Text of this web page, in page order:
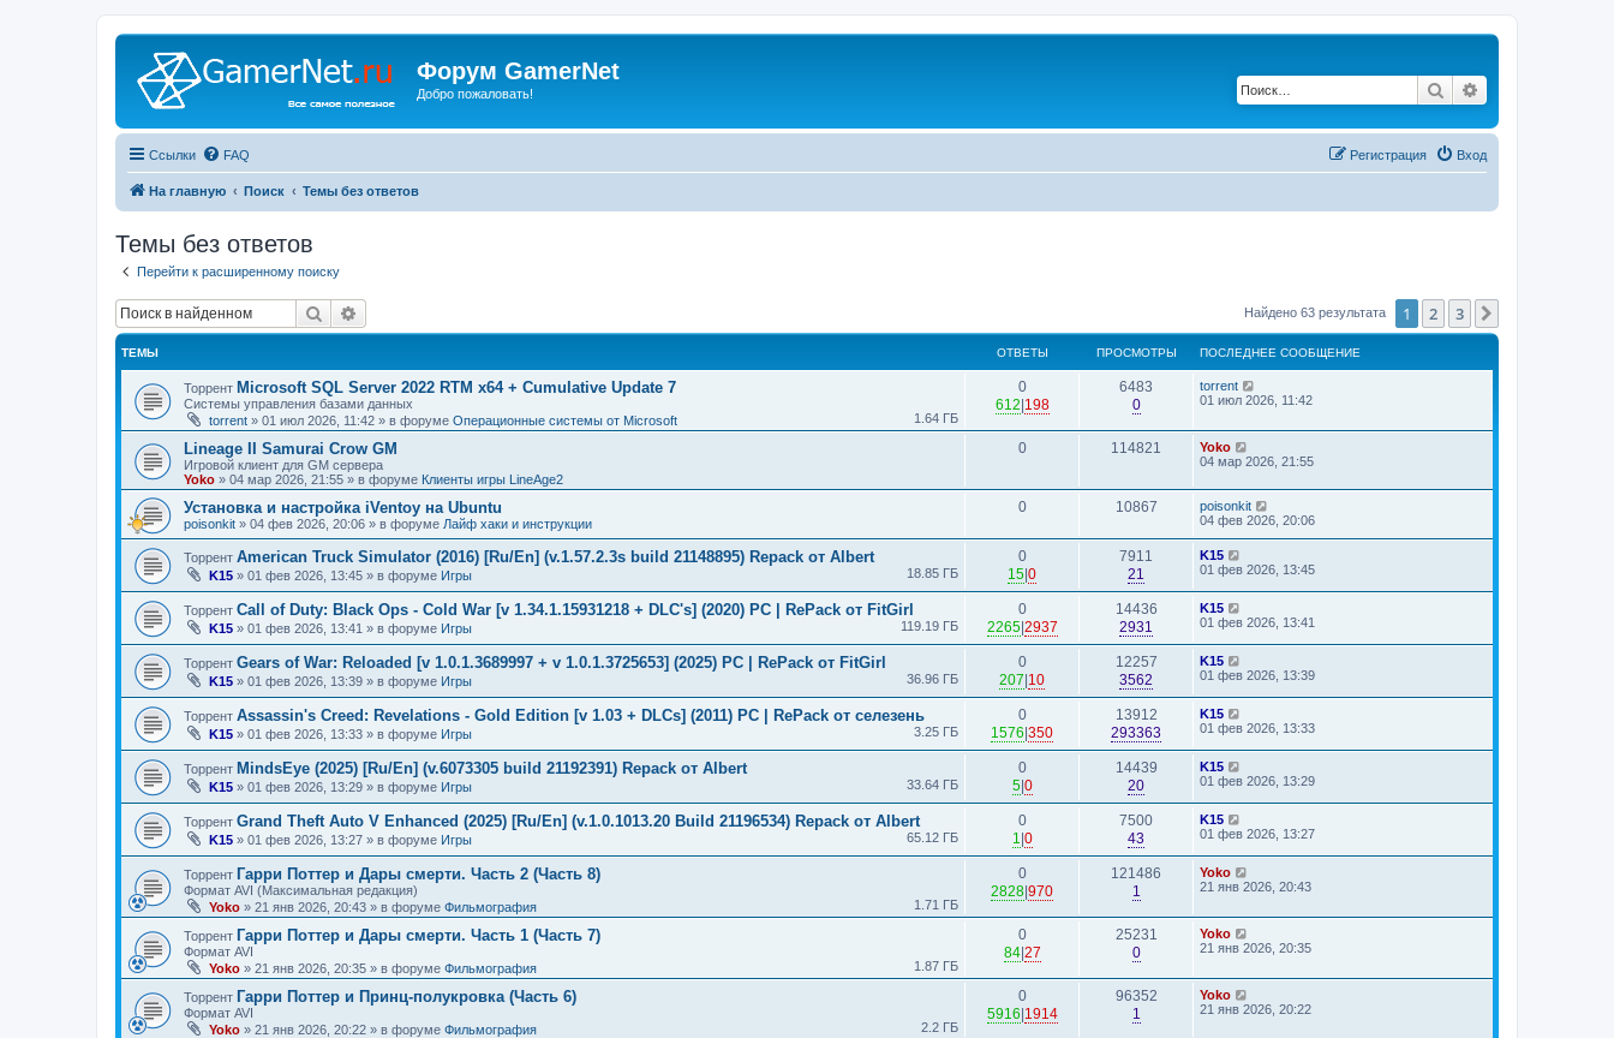
Форум GamerNet
Добро пожаловать! Поиск
Ссылки FAQ Вход
Регистрация
На главную Поиск Темы без ответов
Темы без ответов
Перейти к расширенному поиску
Поиск Найдено 63 результата 1 2 3
ТЕМЫ ОТВЕТЫ ПРОСМОТРЫ ПОСЛЕДНЕЕ СООБЩЕНИЕ
Торрент Microsoft SQL Server 2022 RTM x64 + Cumulative Update 7
Системы управления базами данных
torrent » 01 июл 2026, 11:42 » в форуме Операционные системы от Microsoft 1.64 ГБ
0
612 198
6483
0
torrent
01 июл 2026, 11:42
Lineage II Samurai Crow GM
Игровой клиент для GM сервера
Yoko » 04 мар 2026, 21:55 » в форуме Клиенты игры LineAge2
0 114821
Yoko
04 мар 2026, 21:55
Установка и настройка iVentoy на Ubuntu
poisonkit » 04 фев 2026, 20:06 » в форуме Лайф хаки и инструкции
0 10867
poisonkit
04 фев 2026, 20:06
Торрент American Truck Simulator (2016) [Ru/En] (v.1.57.2.3s build 21148895) Repack от Albert
K15 » 01 фев 2026, 13:45 » в форуме Игры 18.85 ГБ
0
15 0
7911
21
K15
01 фев 2026, 13:45
Торрент Call of Duty: Black Ops - Cold War [v 1.34.1.15931218 + DLC's] (2020) PC | RePack от FitGirl
K15 » 01 фев 2026, 13:41 » в форуме Игры 119.19 ГБ
0
2265| 2937
14436
2931
K15
01 фев 2026, 13:41
Торрент Gears of War: Reloaded [v 1.0.1.3689997 + v 1.0.1.3725653] (2025) PC | RePack от FitGirl
K15 » 01 фев 2026, 13:39 » в форуме Игры 36.96 ГБ
0
207 10
12257
3562
K15
01 фев 2026, 13:39
Торрент Assassin's Creed: Revelations - Gold Edition [v 1.03 + DLCs] (2011) PC | RePack от селезень
K15 » 01 фев 2026, 13:33 » в форуме Игры 3.25 ГБ
0
1576 350
13912
293363
K15
01 фев 2026, 13:33
Торрент MindsEye (2025) [Ru/En] (v.6073305 build 21192391) Repack от Albert
K15 » 01 фев 2026, 13:29 » в форуме Игры 33.64 ГБ
0
5| 0
14439
20
K15
01 фев 2026, 13:29
Торрент Grand Theft Auto V Enhanced (2025) [Ru/En] (v.1.0.1013.20 Build 21196534) Repack от Albert
K15 » 01 фев 2026, 13:27 » в форуме Игры 65.12 ГБ
0
1 0
7500
43
K15
01 фев 2026, 13:27
Торрент Гарри Поттер и Дары смерти. Часть 2 (Часть 8)
Формат AVI (Максимальная редакция)
Yoko » 21 янв 2026, 20:43 » в форуме Фильмография 1.71 ГБ
0
2828 970
121486
1
Yoko
21 янв 2026, 20:43
Торрент Гарри Поттер и Дары смерти. Часть 1 (Часть 7)
Формат AVI
Yoko » 21 янв 2026, 20:35 » в форуме Фильмография 1.87 ГБ
0
84| 27
25231
0
Yoko
21 янв 2026, 20:35
Торрент Гарри Поттер и Принц-полукровка (Часть 6)
Формат AVI
Yoko » 21 янв 2026, 20:22 » в форуме Фильмография 2.2 ГБ
0
5916 1914
96352
1
Yoko
21 янв 2026, 20:22